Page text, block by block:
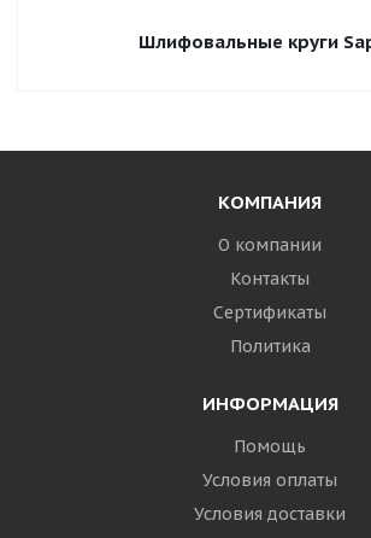
Шлифовальные круги
КОМПАНИЯ
О компании
Контакты
Сертификаты
Политика
ИНФОРМАЦИЯ
Помощь
Условия оплаты
Условия доставки